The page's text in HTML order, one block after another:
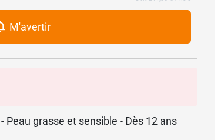
M'avertir
grasse et sensible - Dès 12 ans